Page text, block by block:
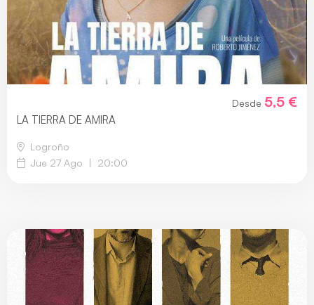
Desde 5,5 €
LA TIERRA DE AMIRA
Logroño
Jue 27 Ago
| 20:00